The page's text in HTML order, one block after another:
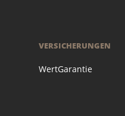
VERSICHERUNGEN
WertGarantie